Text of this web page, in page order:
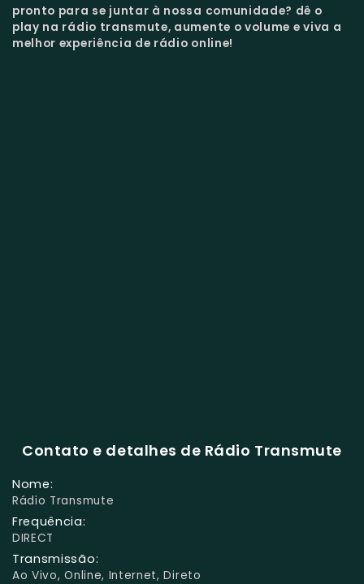
pronto para se juntar à nossa comunidade? dê o
play na rádio transmute, aumente o volume e viva a
melhor experiência de rádio online!
Contato e detalhes de Rádio Transmute
Nome:
Rádio Transmute
Frequência:
DIRECT
Transmissão:
Ao Vivo, Online, Internet, Direto